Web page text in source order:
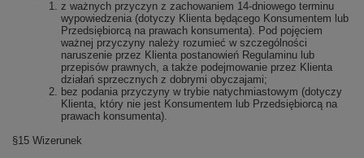
z ważnych przyczyn z zachowaniem 14-dniowego terminu
wypowiedzenia (dotyczy Klienta będącego Konsumentem lub
Przedsiębiorcą na prawach konsumenta). Pod pojęciem
ważnej przyczyny należy rozumieć w szczególności
naruszenie przez Klienta postanowień Regulaminu lub
przepisów prawnych, a także podejmowanie przez Klienta
działań sprzecznych z dobrymi obyczajami;
bez podania przyczyny w trybie natychmiastowym (dotyczy
Klienta, który nie jest Konsumentem lub Przedsiębiorcą na
prawach konsumenta).
§15 Wizerunek